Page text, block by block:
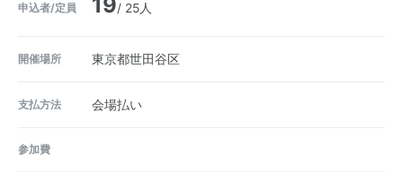
申込者/定員 / 25人
開催場所 東京都世田谷区
支払方法 会場払い
参加費